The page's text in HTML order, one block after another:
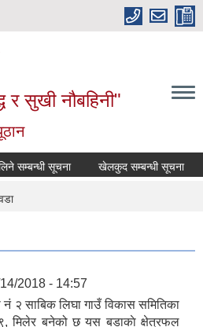
र सुखी नौबहिनी"
सम्बन्धी सूचना खेलकुद सम्बन्धी सूचना
2018 - 14:57
नं २ साबिक लिघा गाउँ विकास समितिका
मिलेर बनेको छ यस बडाकाे क्षेत्रफल